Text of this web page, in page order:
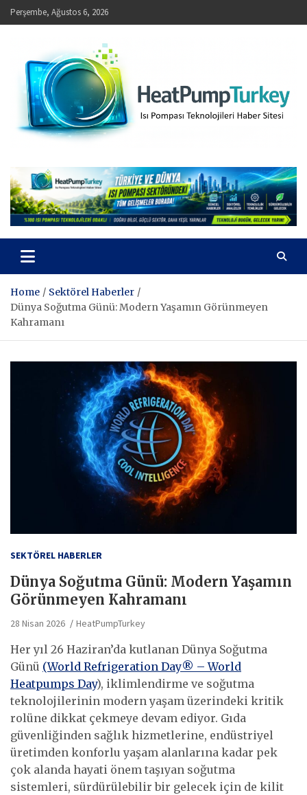
Skip
to
Perşembe, Ağustos 6, 2026
Home
Sektörel Haberler
Dünya Soğutma Günü: Modern Yaşamın Görünmeyen
Kahramanı
SEKTÖREL HABERLER
Dünya Soğutma Günü: Modern Yaşamın
Görünmeyen Kahramanı
28 Nisan 2026 HeatPumpTurkey
Her yıl 26 Haziran’da kutlanan Dünya Soğutma
Günü (World Refrigeration Day® – World
Heatpumps Day), iklimlendirme ve soğutma
teknolojilerinin modern yaşam üzerindeki kritik
rolüne dikkat çekmeye devam ediyor. Gıda
güvenliğinden sağlık hizmetlerine, endüstriyel
üretimden konforlu yaşam alanlarına kadar pek
çok alanda hayati önem taşıyan soğutma
sistemleri, sürdürülebilir bir gelecek için de kilit